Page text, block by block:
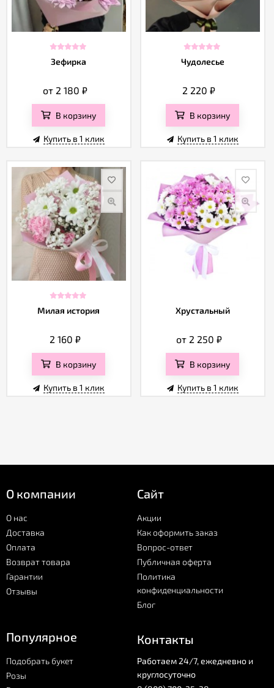
Зефирка
от 2 180 ₽
В корзину
Купить в 1 клик
Чудолесье
2 220₽
В корзину
Купить в 1 клик
Милая история
2 160 ₽
В корзину
Купить в 1 клик
Хрустальный
от 2 250 ₽
В корзину
Купить в 1 клик
О компании
О нас
Доставка
Оплата
Возврат товара
Гарантии
Отзывы
Сайт
Акции
Как оформить заказ
Вопрос-ответ
Публичная оферта
Политика
конфиденциальности
Блог
Популярное
Подобрать букет
Розы
Контакты
Работаем 24/7, ежедневно и
круглосуточно